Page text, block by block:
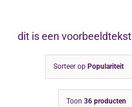
dit is een voorbeeldtekst
Sorteer op Populariteit
Toon 36 producten